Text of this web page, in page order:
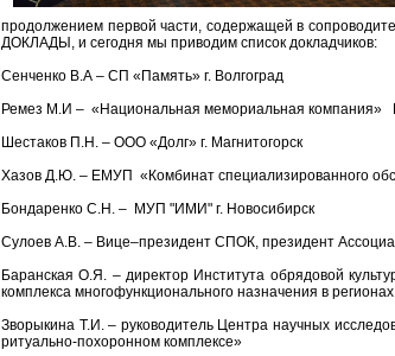
продолжением первой части, содержащей в
ДОКЛАДЫ, и сегодня мы приводим список докладчиков:
Сенченко В.А – СП «Память» г. Волгоград
Ремез М.И – «Национальная мемориальная компания»
Шестаков П.Н. – ООО «Долг» г. Магнитогорск
Хазов Д.Ю. – ЕМУП «Комбинат специализированного
Бондаренко С.Н. – МУП "ИМИ" г. Новосибирск
Сулоев А.В. – Вице–президент СПОК, президент
Баранская О.Я. – директор Института обрядовой
комплекса многофункционального назначения в
Зворыкина Т.И. – руководитель Центра научных
ритуально-похоронном комплексе»